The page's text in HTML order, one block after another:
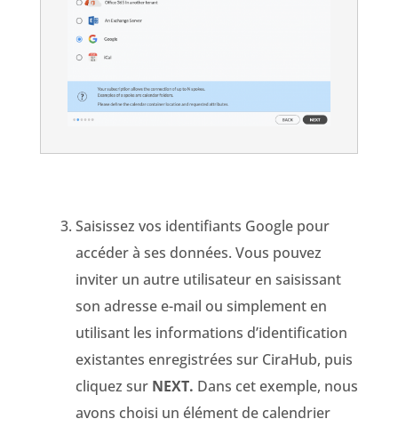
Saisissez vos identifiants Google pour
accéder à ses données. Vous pouvez
inviter un autre utilisateur en saisissant
son adresse e-mail ou simplement en
utilisant les informations d’identification
existantes enregistrées sur CiraHub, puis
cliquez sur NEXT. Dans cet exemple, nous
avons choisi un élément de calendrier